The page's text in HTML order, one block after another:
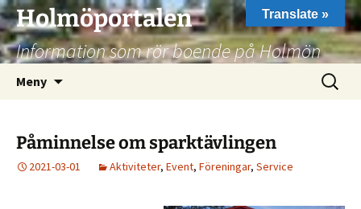
Hoppa
till
innehåll
Holmöportalen
Information som rör boende på Holmön
Meny
Sök
efter:
Påminnelse om sparktävlingen
2021-03-01 Aktiviteter, Event, Föreningar, Service
Translate »